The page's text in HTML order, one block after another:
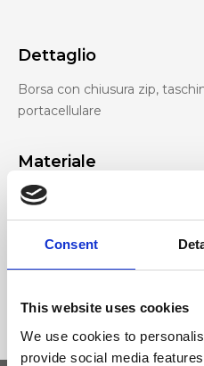
Consent
This website uses cookies
We use cookies to
provide social media
Dettaglio
Borsa con chiusura zip,
portacellulare
Materiale
Vera pelle effetto cervo,
Dimensione